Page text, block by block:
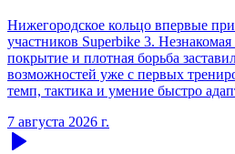
Нижегородское кольцо впервые
участников Superbike 3.
покрытие и плотная борьба
возможностей уже с первых
темп, тактика и умение быстро
7 августа 2026 г.